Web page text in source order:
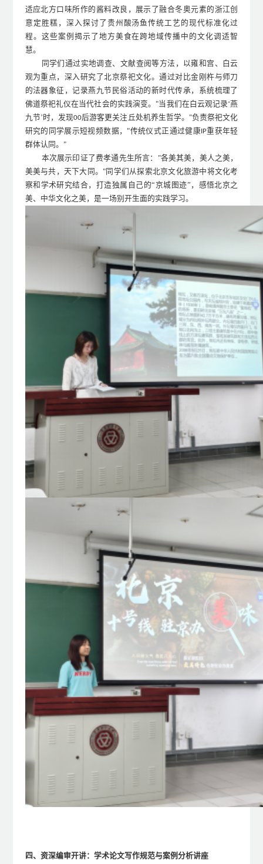
适应北方口味所作的酱料改良，展示了融合冬奥元素的浙江创
意定胜糕，深入探讨了贵州酸汤鱼传统工艺的现代标准化过
程。这些案例揭示了地方美食在跨地域传播中的文化调适智
慧。
同学们 通过实地调查、文献查阅等方法，以雍和宫、白云
观为重点，深入研究了北京祭祀文化。通过对比金刚杵与师刀
的法器象征，记录燕九节民俗活动的新时代传承，系统梳理了
佛道祭祀礼仪在当代社会的实践演变。 "当我们在白云观记录‘燕
九节’时，发现00后游客更关注丘处机养生哲学。 "负责祭祀文化
研究的同学展示短视频数据， "传统仪式正通过健康 IP重获年轻
群体认同。
"
本次展示印证 了 费孝通先生所言： "各美其美，美人之美，
美美与共，天下大同。
" 同学们从探索北京文化旅游中将文化考
察和学术研究结合，打造独属自己的“京城图迹”，感悟北京之
美、中华文化之美，是一场别开生面的实践学习。
四、资深编审开讲：学术论文写作规范与案例分析讲座